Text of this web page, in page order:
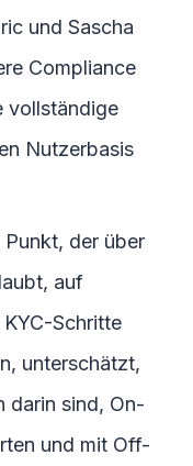
und Sascha
Compliance
vollständige
Nutzerbasis
der über
auf
Schritte
unterschätzt,
darin sind, On-
und mit Off-